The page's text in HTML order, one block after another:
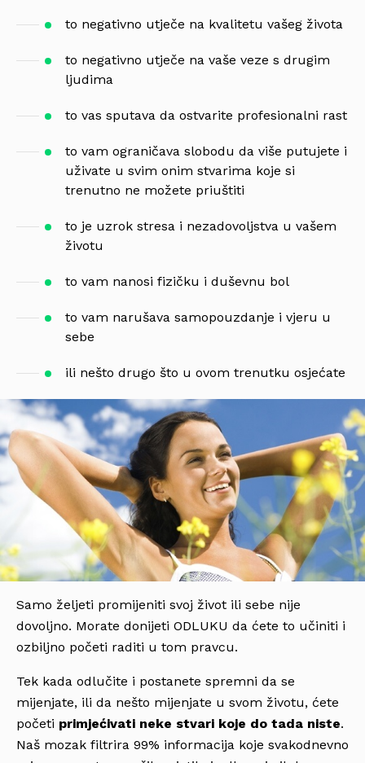
to negativno utječe na kvalitetu vašeg života
to negativno utječe na vaše veze s drugim
ljudima
to vas sputava da ostvarite profesionalni rast
to vam ograničava slobodu da više putujete i
uživate u svim onim stvarima koje si
trenutno ne možete priuštiti
to je uzrok stresa i nezadovoljstva u vašem
životu
to vam nanosi fizičku i duševnu bol
to vam narušava samopouzdanje i vjeru u
sebe
ili nešto drugo što u ovom trenutku osjećate
Samo željeti promijeniti svoj život ili sebe nije
dovoljno. Morate donijeti ODLUKU da ćete to učiniti i
ozbiljno početi raditi u tom pravcu.
Tek kada odlučite i postanete spremni da se
mijenjate, ili da nešto mijenjate u svom životu, ćete
početi primjećivati neke stvari koje do tada niste.
Naš mozak filtrira 99% informacija koje svakodnevno